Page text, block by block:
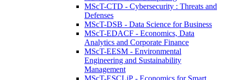
MScT-CTD - Cybersecurity : Threats and
Defenses
MScT-DSB - Data Science for Business
MScT-EDACF - Economics, Data
Analytics and Corporate Finance
MScT-EESM - Environmental
Engineering and Sustainability
Management
MScT-ESCLiP - Economics for Smart